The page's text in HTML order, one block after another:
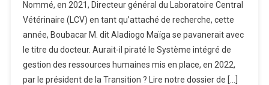
Nommé, en 2021, Directeur général du Laboratoire Central
Vétérinaire (LCV) en tant qu’attaché de recherche, cette
année, Boubacar M. dit Aladiogo Maïga se pavanerait avec
le titre du docteur. Aurait-il piraté le Système intégré de
gestion des ressources humaines mis en place, en 2022,
par le président de la Transition ? Lire notre dossier de […]